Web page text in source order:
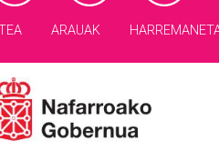
ARAUAK